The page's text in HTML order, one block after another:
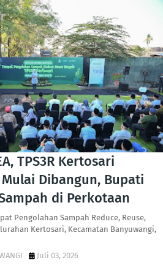
TPS3R Kertosari
Dibangun, Bupati
di Perkotaan
Pengolahan Sampah Reduce, Reuse,
Kertosari, Kecamatan Banyuwangi,
Juli 03, 2026